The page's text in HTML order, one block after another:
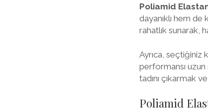
Poliamid
dayanıklı hem
rahatlık sunarak,
Ayrıca, seçtiğiniz
performansı
tadını çıkarmak
Poliamid